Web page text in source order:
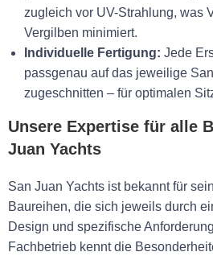
zugleich vor UV-Strahlung, was
Vergilben minimiert.
Individuelle Fertigung: Jede
passgenau auf das jeweilige
zugeschnitten – für optimalen
Unsere Expertise für alle
Juan Yachts
San Juan Yachts ist bekannt für
Baureihen, die sich jeweils durch
Design und spezifische
Fachbetrieb kennt die